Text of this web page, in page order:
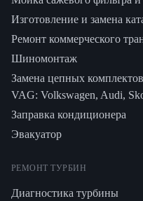
Изготовление и замена
Ремонт коммерческого
Шиномонтаж
Замена цепных
VAG: Volkswagen, Audi,
Заправка кондиционера
Эвакуатор
РЕМОНТ ТУРБИН
Диагностика турбины